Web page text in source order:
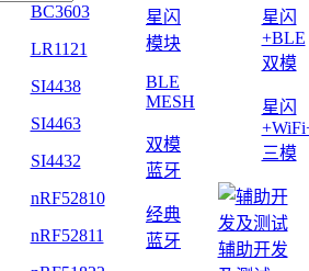
BC3603
LR1121
SI4438
SI4463
SI4432
nRF52810
nRF52811
星闪
模块
BLE
MESH
双模
蓝牙
经典
蓝牙
星闪
+BLE
双模
星闪
三模
辅助开发